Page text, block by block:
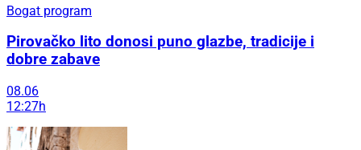
Bogat program
Pirovačko lito donosi puno glazbe, tradicije i
dobre zabave
08.06
12:27h